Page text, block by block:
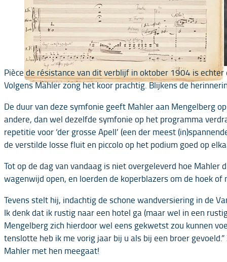
Pièce de résistance van dit verblijf in oktober 1904 is
Volgens Mahler zong het koor prachtig. Blijkens de
De duur van deze symfonie geeft Mahler aan Mengelberg
andere, dan wel dezelfde symfonie op het programma
repetitie voor ‘der grosse Apell’ (een der meest
de verstilde losse fluit en piccolo op het podium goed op
Tot op de dag van vandaag is niet overgeleverd hoe
wagenwijd open, en loerden de koperblazers om de hoek
Tevens stelt hij, indachtig de schone wandversiering in de
Ik denk dat ik rustig naar een hotel ga (maar wel in een
Mengelberg zich hierdoor wel eens gekwetst zou kunnen
tenslotte heb ik me vorig jaar bij u als bij een broer
Mahler met hen meegaat!